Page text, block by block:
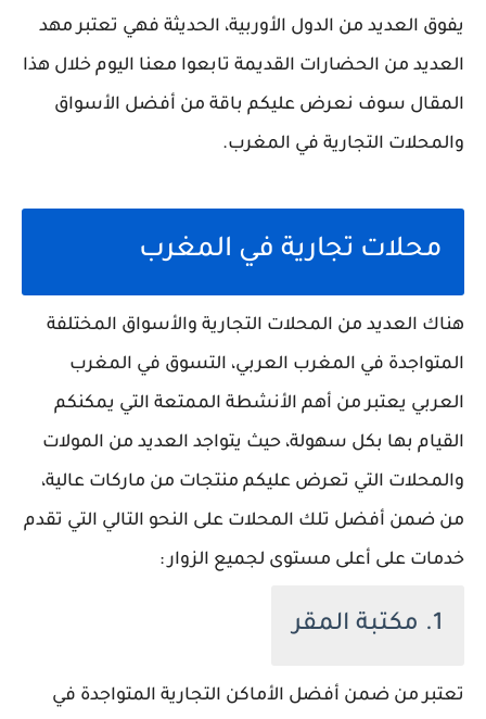
يفوق العديد من الدول الأوربية، الحديثة فهي تعتبر مهد
العديد من الحضارات القديمة تابعوا معنا اليوم خلال هذا
المقال سوف نعرض عليكم باقة من أفضل الأسواق
والمحلات التجارية في المغرب.
محلات تجارية في المغرب
هناك العديد من المحلات التجارية والأسواق المختلفة
المتواجدة في المغرب العربي، التسوق في المغرب
العربي يعتبر من أهم الأنشطة الممتعة التي يمكنكم
القيام بها بكل سهولة، حيث يتواجد العديد من المولات
والمحلات التي تعرض عليكم منتجات من ماركات عالية،
من ضمن أفضل تلك المحلات على النحو التالي التي تقدم
خدمات على أعلى مستوى لجميع الزوار :
1. مكتبة المقر
تعتبر من ضمن أفضل الأماكن التجارية المتواجدة في